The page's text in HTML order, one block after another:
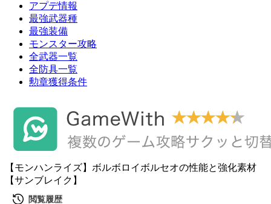
アプデ情報
最強武器種
最強装備
モンスター攻略
全武器一覧
全防具一覧
勲章獲得条件
【モンハンライズ】ボルボロイボルセオの性能と強化素材
【サンブレイク】